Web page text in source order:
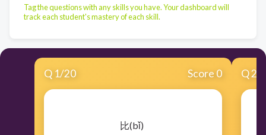
Tag the questions with any skills you have. Your dashboard will
track each student's mastery of each skill.
Q 1/20 Score 0
​比(bǐ)
Q2